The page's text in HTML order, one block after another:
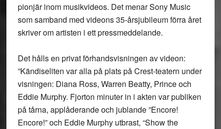
pionjär inom musikvideos. Det menar Sony Music
som samband med videons 35-årsjubileum förra året
skriver om artisten i ett pressmeddelande.
Det hålls en privat förhandsvisningen av videon:
”Kändiseliten var alla på plats på Crest-teatern under
visningen: Diana Ross, Warren Beatty, Prince och
Eddie Murphy. Fjorton minuter in i akten var publiken
på tårna, applåderande och jublande ”Encore!
Encore!” och Eddie Murphy utbrast, “Show the